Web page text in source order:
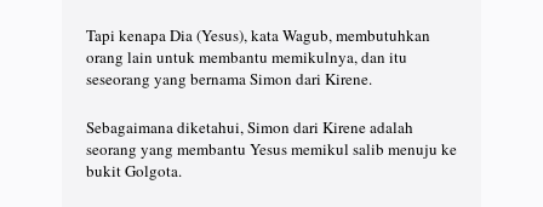
Tapi kenapa Dia (Yesus), kata Wagub, membutuhkan
orang lain untuk membantu memikulnya, dan itu
seseorang yang bernama Simon dari Kirene.
Sebagaimana diketahui, Simon dari Kirene adalah
seorang yang membantu Yesus memikul salib menuju ke
bukit Golgota.